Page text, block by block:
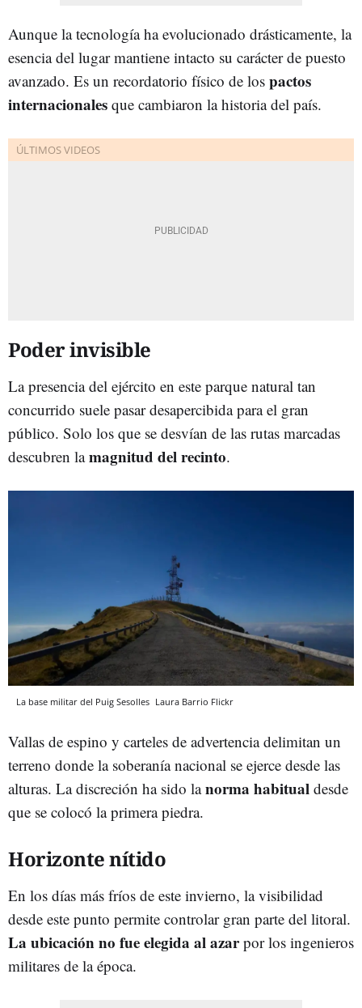
Aunque la tecnología ha evolucionado drásticamente, la
esencia del lugar mantiene intacto su carácter de puesto
avanzado. Es un recordatorio físico de los pactos
internacionales que cambiaron la historia del país.
Poder invisible
La presencia del ejército en este parque natural tan
concurrido suele pasar desapercibida para el gran
público. Solo los que se desvían de las rutas marcadas
descubren lamagnitud del recinto.
La base militar del Puig Sesolles Laura Barrio Flickr
Vallas de espino y carteles de advertencia delimitan un
terreno donde la soberanía nacional se ejerce desde las
alturas. La discreción ha sido lanorma habitual desde
que se colocó la primera piedra.
Horizonte nítido
En los días más fríos de este invierno, la visibilidad
desde este punto permite controlar gran parte del litoral.
La ubicación no fue elegida al azarpor los ingenieros
militares de la época.